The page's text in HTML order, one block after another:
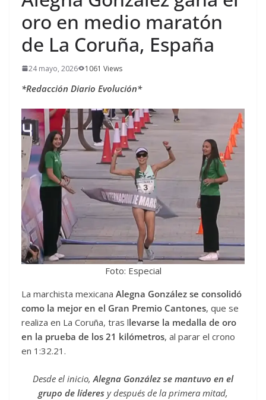
oro en medio maratón
de La Coruña, España
24 mayo, 2026 1061 Views
*Redacción Diario Evolución*
Foto: Especial
La marchista mexicana Alegna González se consolidó
como la mejor en el Gran Premio Cantones, que se
realiza en La Coruña, tras llevarse la medalla de oro
en la prueba de los 21 kilómetros, al parar el crono
en 1:32.21.
Desde el inicio, Alegna González se mantuvo en el
grupo de líderes y después de la primera mitad,